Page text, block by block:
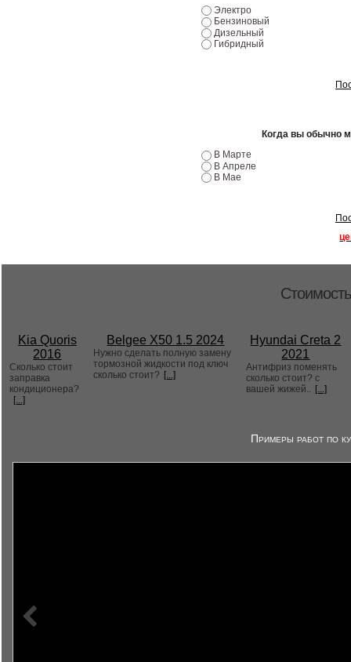
Электро
Бензиновый
Дизельный
Гибридный
Когда вы обычно
В Марте
В Апреле
В Мае
Kia Quoris
2016
Сколько стоит
заправка
кондиционера?
[...]
Belgee X50 1.5 2024
Нужно сделать полную замену
тормозной жидкости под ключ
сколько стоит? [...]
Hyundai Creta 2
2021
Антифриз поменять
сколько стоит? с
вашей жижей.. [...]
Примеры работ по